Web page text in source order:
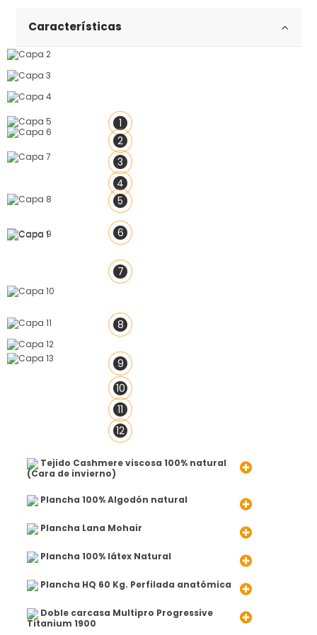
Características
8
1
2
3
4
5
6
7
9
10
11
12
Tejido Cashmere viscosa 100% natural
(Cara de invierno)
Plancha 100% Algodón natural
Plancha Lana Mohair
Plancha 100% látex Natural
Plancha HQ 60 Kg. Perfilada anatómica
Doble carcasa Multipro Progressive
Titanium 1900